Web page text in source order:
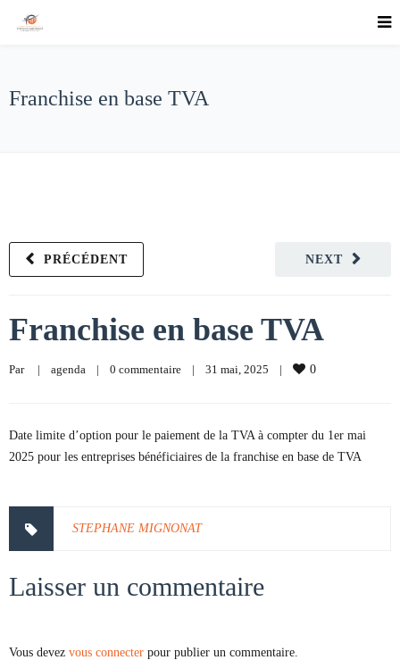
Franchise en base TVA
NEXT
PRÉCÉDENT
Franchise en base TVA
Par | agenda | 0 commentaire | 31 mai, 2025 | 0
Date limite d’option pour le paiement de la TVA à compter du 1er mai
2025 pour les entreprises bénéficiaires de la franchise en base de TVA
STEPHANE MIGNONAT
Laisser un commentaire
Vous devez vous connecter pour publier un commentaire.